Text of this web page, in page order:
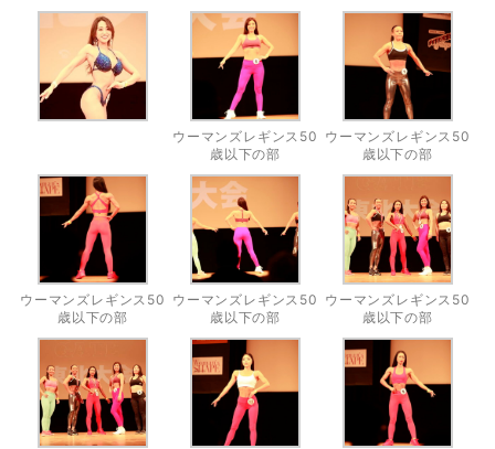
ウーマンズレギンス50
歳以下の部
ウーマンズレギンス50
歳以下の部
ウーマンズレギンス50
歳以下の部
ウーマンズレギンス50
歳以下の部
ウーマンズレギンス50
歳以下の部